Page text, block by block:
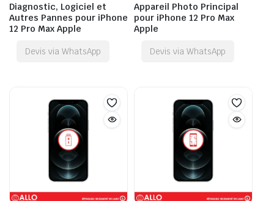
Diagnostic, Logiciel et
Autres Pannes pour iPhone
12 Pro Max Apple
Devis via WhatsApp
Appareil Photo Principal
pour iPhone 12 Pro Max
Apple
Devis via WhatsApp